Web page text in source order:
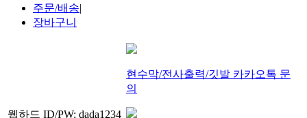
주문/배송|
장바구니
웹하드 ID/PW: dada1234
현수막/전사출력/깃발 카카오톡 문
의